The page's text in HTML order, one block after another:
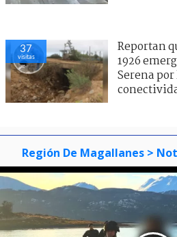
37
visitas
Reportan
1926
Serena
Región De Magallanes >